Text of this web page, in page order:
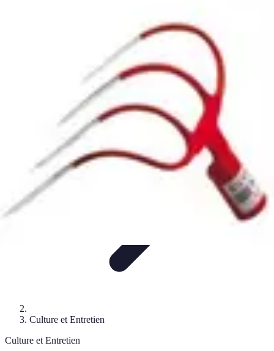
CultivationCultivation
Culture et Entretien
Culture et Entretien